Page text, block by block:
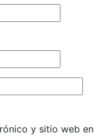
y sitio web en